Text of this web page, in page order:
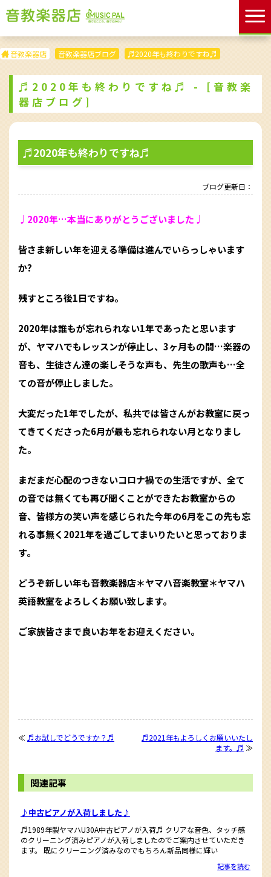
音教楽器店 音教楽器店ブログ ♬2020年も終わりですね♬
♬2020年も終わりですね♬ - [音教楽
器店ブログ]
♬2020年も終わりですね♬
ブログ更新日：
♩2020年…本当にありがとうございました♩
皆さま新しい年を迎える準備は進んでいらっしゃいます
か?
残すところ後1日ですね。
2020年は誰もが忘れられない1年であったと思います
が、ヤマハでもレッスンが停止し、3ヶ月もの間…楽器の
音も、生徒さん達の楽しそうな声も、先生の歌声も…全
ての音が停止しました。
大変だった1年でしたが、私共では皆さんがお教室に戻っ
てきてくださった6月が最も忘れられない月となりまし
た。
まだまだ心配のつきないコロナ禍での生活ですが、全て
の音では無くても再び聞くことができたお教室からの
音、皆様方の笑い声を感じられた今年の6月をこの先も忘
れる事無く2021年を過ごしてまいりたいと思っておりま
す。
どうぞ新しい年も音教楽器店＊ヤマハ音楽教室＊ヤマハ
英語教室をよろしくお願い致します。
ご家族皆さまで良いお年をお迎えください。
≪ ♬お試しでどうですか？♬
♬2021年もよろしくお願いいたし
ます。♬ ≫
関連記事
♪中古ピアノが入荷しました♪
♬1989年製ヤマハU30A中古ピアノが入荷♬ クリアな音色、タッチ感
のクリーニング済みピアノが入荷しましたのでご案内させていただき
ます。 既にクリーニング済みなのでもちろん新品同様に輝い
記事を読む